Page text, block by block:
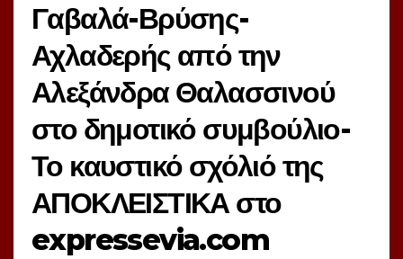
Γαβαλά-Βρύσης-
Αχλαδερής από την
Αλεξάνδρα Θαλασσινού
στο δημοτικό συμβούλιο-
Το καυστικό σχόλιό της
ΑΠΟΚΛΕΙΣΤΙΚΑ στο
expressevia.com